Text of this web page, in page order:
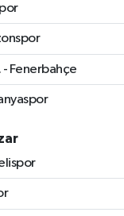
- Fenerbahçe